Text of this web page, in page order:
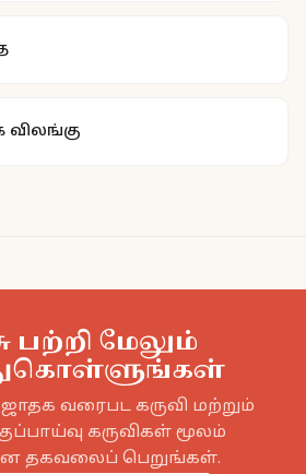
பற்றி மேலும்
வரைபட கருவி மற்றும்
கருவிகள் மூலம்
தகவலைப் பெறுங்கள்.